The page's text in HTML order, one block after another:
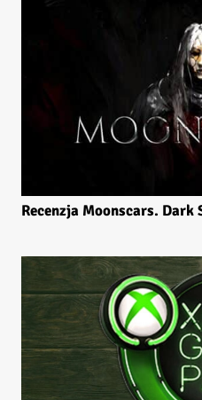
Recenzja Moonscars. Dark